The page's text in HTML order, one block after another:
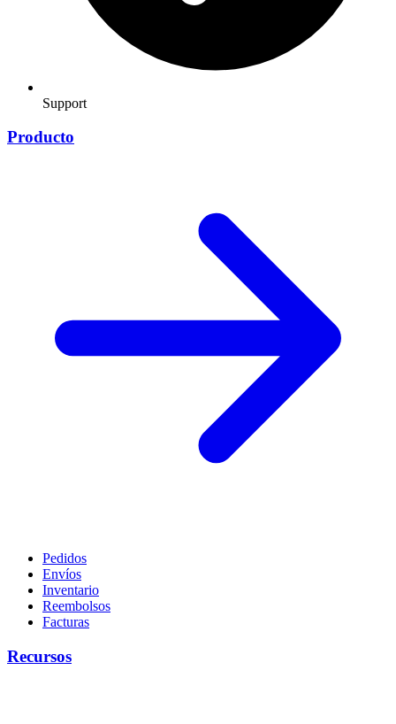
Support
Producto
Pedidos
Envíos
Inventario
Reembolsos
Facturas
Recursos